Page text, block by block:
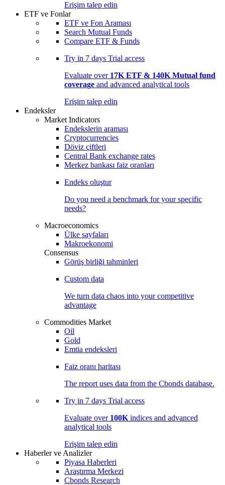
Erişim talep edin
ETF ve Fonlar
ETF ve Fon Araması
Search Mutual Funds
Compare ETF & Funds
Try in 7 days Trial access
Evaluate over 17K ETF & 140K Mutual fund
coverage and advanced analytical tools
Erişim talep edin
Endeksler
Market Indicators
Endekslerin araması
Cryptocurrencies
Döviz çiftleri
Central Bank exchange rates
Merkez bankası faiz oranları
Endeks oluştur
Do you need a benchmark for your specific
needs?
Macroeconomics
Ülke sayfaları
Makroekonomi
Consensus
Görüş birliği tahminleri
Custom data
We turn data chaos into your competitive
advantage
Commodities Market
Oil
Gold
Emtia endeksleri
Faiz oranı haritası
The report uses data from the Cbonds database.
Try in 7 days Trial access
Evaluate over 100K indices and advanced
analytical tools
Erişim talep edin
Haberler ve Analizler
Piyasa Haberleri
Araştırma Merkezi
Cbonds Research